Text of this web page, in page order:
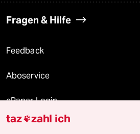
Fragen & Hilfe
Feedback
Aboservice
ePaper Login
Downloads für Abonnierende
taz zahl ich